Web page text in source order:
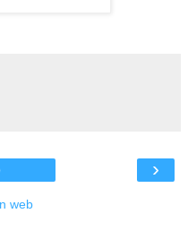
›
web